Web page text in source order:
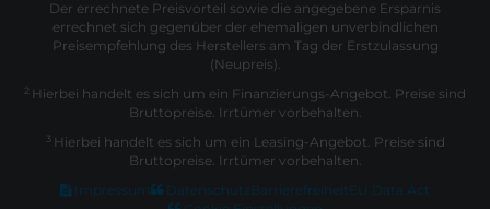
Der errechnete Preisvorteil sowie die angegebene Ersparnis
errechnet sich gegenüber der ehemaligen unverbindlichen
Preisempfehlung des Herstellers am Tag der Erstzulassung
(Neupreis).
2 Hierbei handelt es sich um ein Finanzierungs-Angebot. Preise sind
Bruttopreise. Irrtümer vorbehalten.
3 Hierbei handelt es sich um ein Leasing-Angebot. Preise sind
Bruttopreise. Irrtümer vorbehalten.
Impressum
Datenschutz Barrierefreiheit EU Data Act